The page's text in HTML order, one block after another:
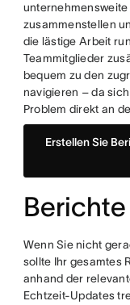
zusammenstellen
die lästige Arbeit
Teammitglieder
bequem zu den
navigieren – da
Problem direkt an
Erstellen Sie
Wenn Sie nicht
sollte Ihr gesamtes
anhand der
Echtzeit-Updates